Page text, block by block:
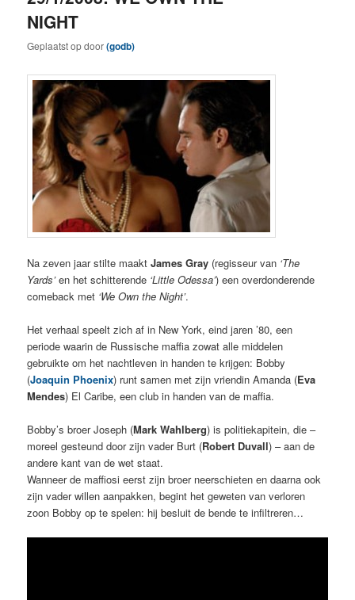
NIGHT
Geplaatst opdoor(godb)
Na zeven jaar stilte maaktJames Gray (regisseur van ‘The
Yards’en het schitterende ‘Little Odessa’) een overdonderende
comeback met ‘We Own the Night’.
Het verhaal speelt zich af in New York, eind jaren ’80, een
periode waarin de Russische maffia zowat alle middelen
gebruikte om het nachtleven in handen te krijgen: Bobby
(Joaquin Phoenix) runt samen met zijn vriendin Amanda (Eva
Mendes) El Caribe, een club in handen van de maffia.
Bobby’s broer Joseph (Mark Wahlberg) is politiekapitein, die –
moreel gesteund door zijn vader Burt (Robert Duvall) – aan de
andere kant van de wet staat.
Wanneer de maffiosi eerst zijn broer neerschieten en daarna ook
zijn vader willen aanpakken, begint het geweten van verloren
zoon Bobby op te spelen: hij besluit de bende te infiltreren…